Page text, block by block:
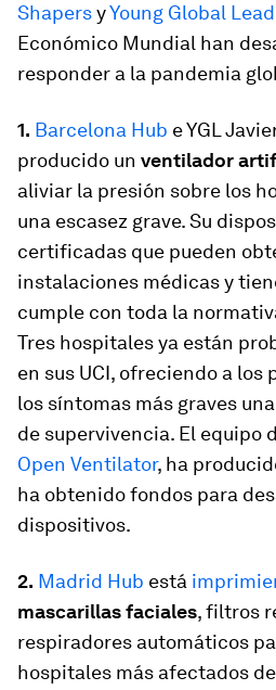
ShapersyYoung Global
Económico Mundial han
responder a la pandemia
1. Barcelona Hub e YGL
producido un ventilador
aliviar la presión sobre los
una escasez grave. Su
certificadas que pueden
instalaciones médicas y
cumple con toda la
Tres hospitales ya están
en sus UCI, ofreciendo a los
los síntomas más graves
de supervivencia. El equipo
Open Ventilator, ha
ha obtenido fondos para
dispositivos.
2. Madrid Hub está
mascarillas faciales, filtros
respiradores automáticos
hospitales más afectados